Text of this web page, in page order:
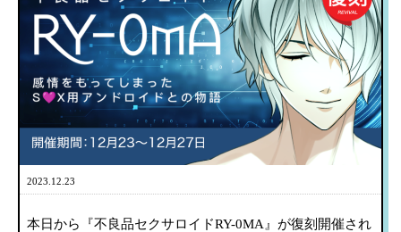
2023.12.23
本日から『不良品セクサロイドRY-0MA』が復刻開催され